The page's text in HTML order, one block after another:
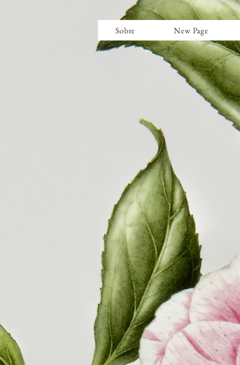
Sobre New Page